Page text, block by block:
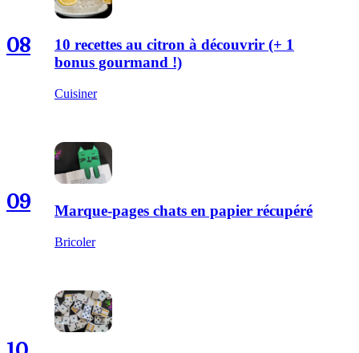
08
10 recettes au citron à découvrir (+ 1
bonus gourmand !)
Cuisiner
09 Marque-pages chats en papier récupéré
Bricoler